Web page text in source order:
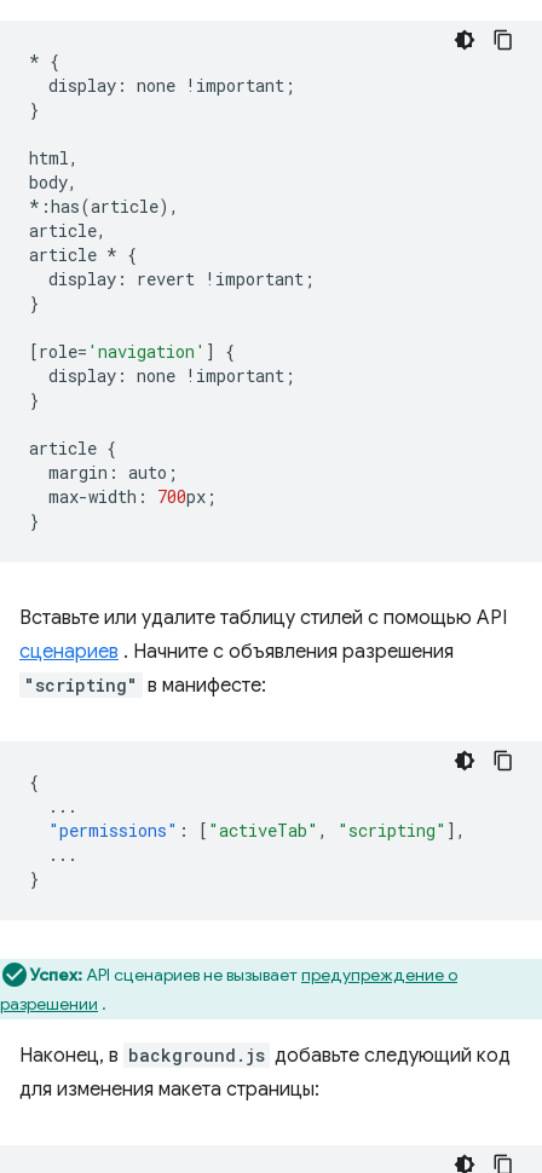
* {
display : none ! important ;
}
html,
body,
*:has(article),
article,
article * {
display : revert ! important ;
}
[role= 'navigation' ]
{
display : none ! important ;
}
article {
margin : auto ;
max-width : 700px ;
}
Вставьте или удалите таблицу стилей с помощью API
сценариев . Начните с объявления разрешения
"scripting" в манифесте:
{
...
"permissions" : [ "activeTab" , "scripting" ],
...
}
Успех:API сценариев не вызываетпредупреждение о
разрешении .
Наконец, в background.js добавьте следующий код
для изменения макета страницы: